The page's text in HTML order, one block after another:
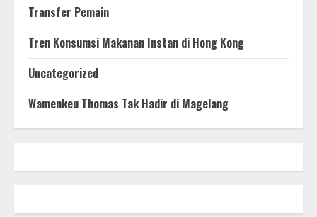
Transfer Pemain
Tren Konsumsi Makanan Instan di Hong Kong
Uncategorized
Wamenkeu Thomas Tak Hadir di Magelang